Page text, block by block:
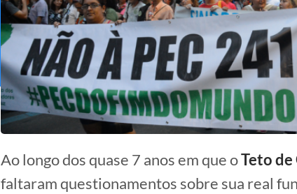
Ao longo dos quase 7 anos em que oTeto de
faltaram questionamentos sobre sua real